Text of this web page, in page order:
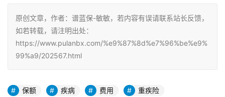
原创文章，作者：谱蓝保-敏敏，若内容有误请联系站长反馈，
如若转载，请注明出处：
https://www.pulanbx.com/%e9%87%8d%e7%96%be%e9%
99%a9/202567.html
保额 疾病 费用 重疾险